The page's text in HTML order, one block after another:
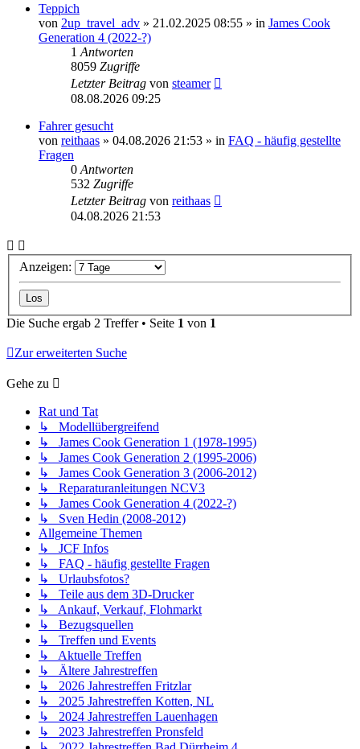
Teppich
von 2up_travel_adv » 21.02.2025 08:55 » in James Cook
Generation 4 (2022-?)
1 Antworten
8059 Zugriffe
Letzter Beitrag von steamer
08.08.2026 09:25
Fahrer gesucht
von reithaas » 04.08.2026 21:53 » in FAQ - häufig gestellte
Fragen
0 Antworten
532 Zugriffe
Letzter Beitrag von reithaas
04.08.2026 21:53
Anzeigen:
Die Suche ergab 2 Treffer • Seite 1 von 1
Zur erweiterten Suche
Gehe zu
Rat und Tat
↳ Modellübergreifend
↳ James Cook Generation 1 (1978-1995)
↳ James Cook Generation 2 (1995-2006)
↳ James Cook Generation 3 (2006-2012)
↳ Reparaturanleitungen NCV3
↳ James Cook Generation 4 (2022-?)
↳ Sven Hedin (2008-2012)
Allgemeine Themen
↳ JCF Infos
↳ FAQ - häufig gestellte Fragen
↳ Urlaubsfotos?
↳ Teile aus dem 3D-Drucker
↳ Ankauf, Verkauf, Flohmarkt
↳ Bezugsquellen
↳ Treffen und Events
↳ Aktuelle Treffen
↳ Ältere Jahrestreffen
↳ 2026 Jahrestreffen Fritzlar
↳ 2025 Jahrestreffen Kotten, NL
↳ 2024 Jahrestreffen Lauenhagen
↳ 2023 Jahrestreffen Pronsfeld